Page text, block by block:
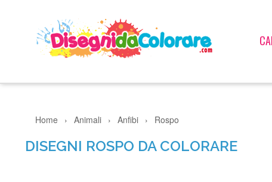
Home › Animali › Anfibi › Rospo
DISEGNI ROSPO DA COLORARE